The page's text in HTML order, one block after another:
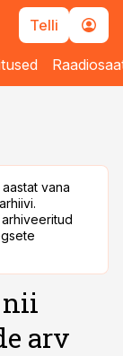
Telli
vana
nii
arv